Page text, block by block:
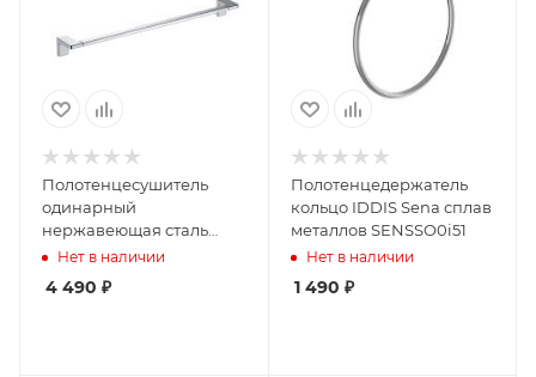
Полотенцесушитель
одинарный
нержавеющая сталь
хром IDDIS Slide
SLISC10i49
Нет в наличии
4 490 ₽
Полотенцедержатель
кольцо IDDIS Sena сплав
металлов SENSSO0i51
Нет в наличии
1 490 ₽